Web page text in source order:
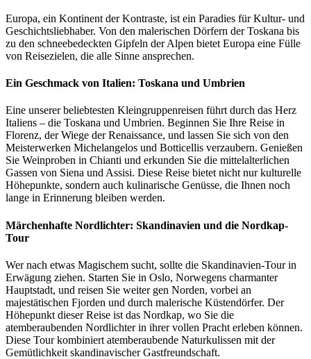
Europa, ein Kontinent der Kontraste, ist ein Paradies für Kultur- und
Geschichtsliebhaber. Von den malerischen Dörfern der Toskana bis
zu den schneebedeckten Gipfeln der Alpen bietet Europa eine Fülle
von Reisezielen, die alle Sinne ansprechen.
Ein Geschmack von Italien: Toskana und Umbrien
Eine unserer beliebtesten Kleingruppenreisen führt durch das Herz
Italiens – die Toskana und Umbrien. Beginnen Sie Ihre Reise in
Florenz, der Wiege der Renaissance, und lassen Sie sich von den
Meisterwerken Michelangelos und Botticellis verzaubern. Genießen
Sie Weinproben in Chianti und erkunden Sie die mittelalterlichen
Gassen von Siena und Assisi. Diese Reise bietet nicht nur kulturelle
Höhepunkte, sondern auch kulinarische Genüsse, die Ihnen noch
lange in Erinnerung bleiben werden.
Märchenhafte Nordlichter: Skandinavien und die Nordkap-
Tour
Wer nach etwas Magischem sucht, sollte die Skandinavien-Tour in
Erwägung ziehen. Starten Sie in Oslo, Norwegens charmanter
Hauptstadt, und reisen Sie weiter gen Norden, vorbei an
majestätischen Fjorden und durch malerische Küstendörfer. Der
Höhepunkt dieser Reise ist das Nordkap, wo Sie die
atemberaubenden Nordlichter in ihrer vollen Pracht erleben können.
Diese Tour kombiniert atemberaubende Naturkulissen mit der
Gemütlichkeit skandinavischer Gastfreundschaft.